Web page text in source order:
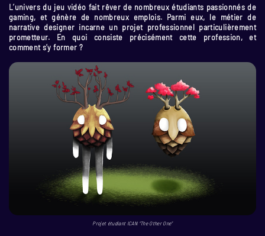
L’univers du jeu vidéo fait rêver de nombreux étudiants passionnés de
gaming, et génère de nombreux emplois. Parmi eux, le métier de
narrative designer incarne un projet professionnel particulièrement
prometteur. En quoi consiste précisément cette profession, et
comment s’y former ?
Projet étudiant ICAN “The Other One”